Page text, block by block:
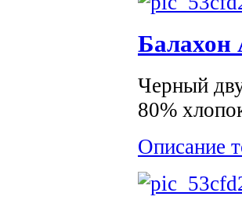
Балахон
Черный
80%
Описание